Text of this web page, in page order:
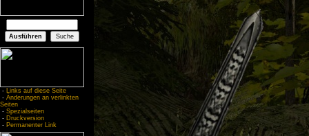
- Links auf diese Seite
- Änderungen an verlinkten
Seiten
- Spezialseiten
- Druckversion
- Permanenter Link